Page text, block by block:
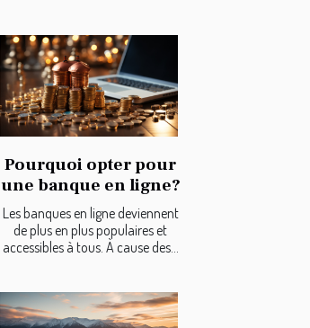
Pourquoi opter pour
une banque en ligne?
Les banques en ligne deviennent
de plus en plus populaires et
accessibles à tous. À cause des...